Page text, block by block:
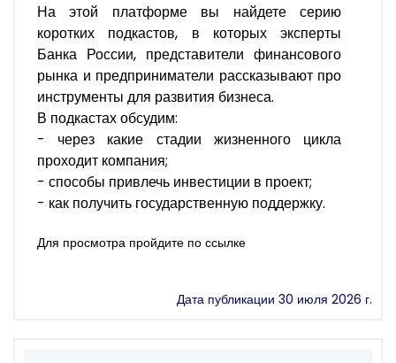
На этой платформе вы найдете серию
коротких подкастов, в которых эксперты
Банка России, представители финансового
рынка и предприниматели рассказывают про
инструменты для развития бизнеса.
В подкастах обсудим:
- через какие стадии жизненного цикла
проходит компания;
- способы привлечь инвестиции в проект;
- как получить государственную поддержку.
Для просмотра пройдите по ссылке
Дата публикации 30 июля 2026 г.